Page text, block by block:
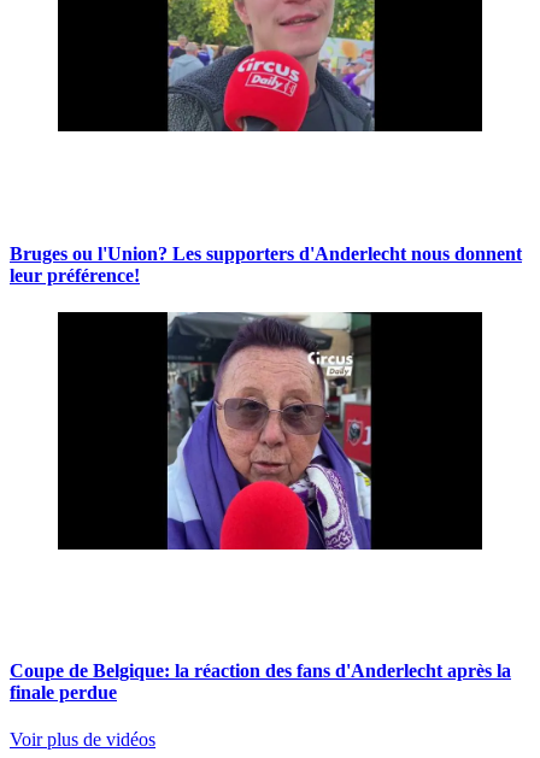
Bruges ou l'Union? Les supporters d'Anderlecht nous donnent
leur préférence!
Coupe de Belgique: la réaction des fans d'Anderlecht après la
finale perdue
Voir plus de vidéos